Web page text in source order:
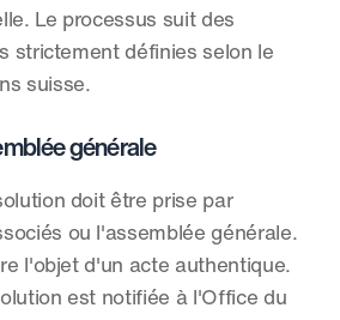
Le processus suit des
strictement définies selon le
suisse.
générale
doit être prise par
ou l'assemblée générale.
l'objet d'un acte authentique.
est notifiée à l'Office du